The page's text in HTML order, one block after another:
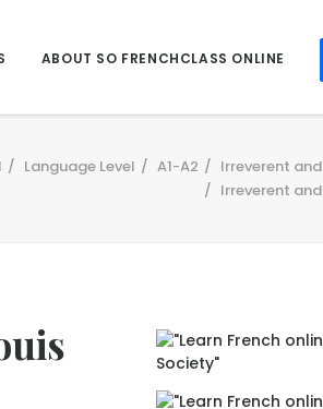
ABOUT SO FRENCHCLASS ONLINE
Language Level A1-A2
Irreverent
Irreverent